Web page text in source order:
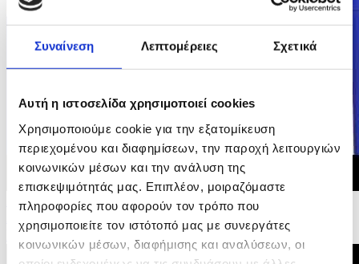
Συναίνεση Λεπτομέρειες Σχετικά
Αυτή η ιστοσελίδα χρησιμοποιεί cookies
Χρησιμοποιούμε cookie για την εξατομίκευση
περιεχομένου και διαφημίσεων, την παροχή λειτουργιών
κοινωνικών μέσων και την ανάλυση της
επισκεψιμότητάς μας. Επιπλέον, μοιραζόμαστε
πληροφορίες που αφορούν τον τρόπο που
χρησιμοποιείτε τον ιστότοπό μας με συνεργάτες
κοινωνικών μέσων, διαφήμισης και αναλύσεων, οι
23/05/2026 15:36
Αρχικές Δηλώσεις Υπουργού Οικονομικών στη
Συνέντευξη Τύπου Άτυπου ECOFIN